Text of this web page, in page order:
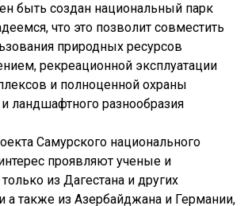
быть создан национальный парк
что это позволит совместить
природных ресурсов
рекреационной эксплуатации
и полноценной охраны
ландшафтного разнообразия
Самурского национального
проявляют ученые и
из Дагестана и других
а также из Азербайджана и Германии,